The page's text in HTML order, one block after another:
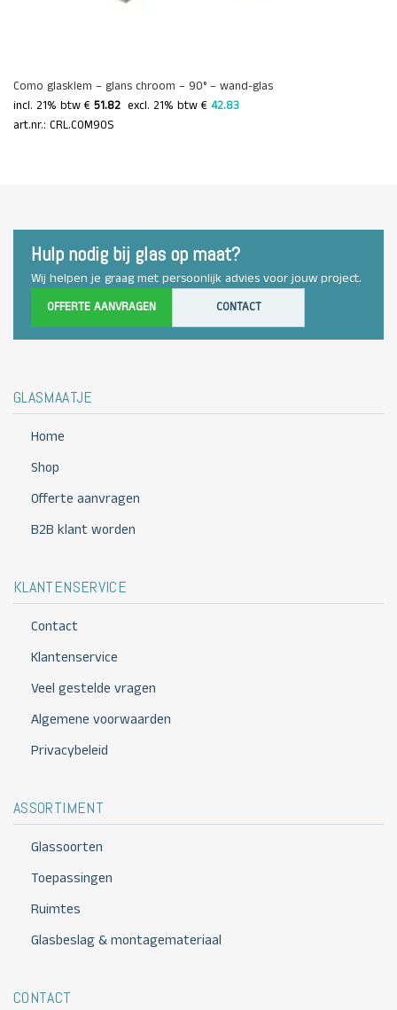
Como glasklem – glans chroom – 90° – wand-glas
incl. 21% btw € 51.82 excl. 21% btw € 42.83
art.nr.: CRL.COM90S
Hulp nodig bij glas op maat?
Wij helpen je graag met persoonlijk advies voor jouw project.
OFFERTE AANVRAGEN CONTACT
GLASMAATJE
Home
Shop
Offerte aanvragen
B2B klant worden
KLANTENSERVICE
Contact
Klantenservice
Veel gestelde vragen
Algemene voorwaarden
Privacybeleid
ASSORTIMENT
Glassoorten
Toepassingen
Ruimtes
Glasbeslag & montagemateriaal
CONTACT